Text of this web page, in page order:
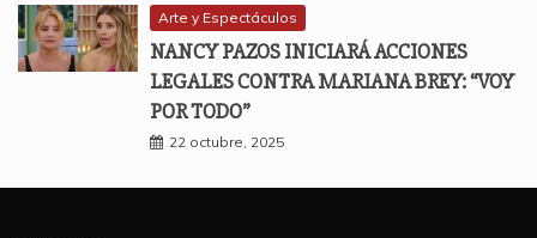
Arte y Espectáculos
NANCY PAZOS INICIARÁ ACCIONES
LEGALES CONTRA MARIANA BREY: “VOY
POR TODO”
22 octubre, 2025